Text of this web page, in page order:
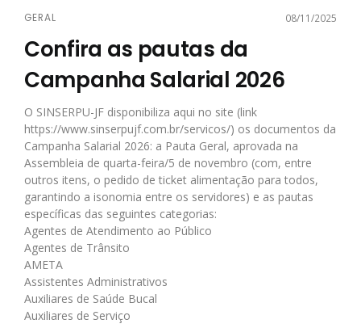
GERAL 08/11/2025
Confira as pautas da
Campanha Salarial 2026
O SINSERPU-JF disponibiliza aqui no site (link
https://www.sinserpujf.com.br/servicos/) os documentos da
Campanha Salarial 2026: a Pauta Geral, aprovada na
Assembleia de quarta-feira/5 de novembro (com, entre
outros itens, o pedido de ticket alimentação para todos,
garantindo a isonomia entre os servidores) e as pautas
específicas das seguintes categorias:
Agentes de Atendimento ao Público
Agentes de Trânsito
AMETA
Assistentes Administrativos
Auxiliares de Saúde Bucal
Auxiliares de Serviço